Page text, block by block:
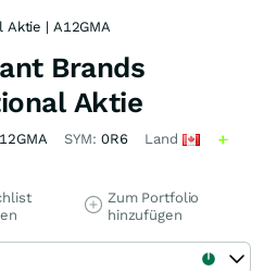
| A12GMA
Brands
Aktie
SYM: 0R6 Land
Zum Portfolio
hinzufügen